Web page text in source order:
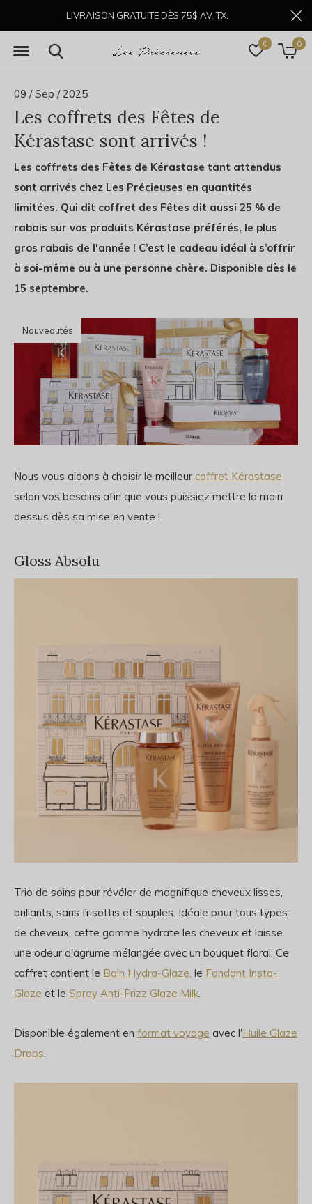
0 0
LIVRAISON GRATUITE DÈS 75$ AV. TX.
09 / Sep / 2025
Les coffrets des Fêtes de
Kérastase sont arrivés !
Les coffrets des Fêtes de Kérastase tant attendus
sont arrivés chez Les Précieuses en quantités
limitées. Qui dit coffret des Fêtes dit aussi 25 % de
rabais sur vos produits Kérastase préférés, le plus
gros rabais de l'année ! C’est le cadeau idéal à s’offrir
à soi-même ou à une personne chère. Disponible dès le
15 septembre.
Nouveautés
Nous vous aidons à choisir le meilleur coffret Kérastase
selon vos besoins afin que vous puissiez mettre la main
dessus dès sa mise en vente !
Gloss Absolu
Trio de soins pour révéler de magnifique cheveux lisses,
brillants, sans frisottis et souples. Idéale pour tous types
de cheveux, cette gamme hydrate les cheveux et laisse
une odeur d'agrume mélangée avec un bouquet floral. Ce
coffret contient le Bain Hydra-Glaze, le Fondant Insta-
Glaze et le Spray Anti-Frizz Glaze Milk.
Disponible également en format voyage avec l'Huile Glaze
Drops.